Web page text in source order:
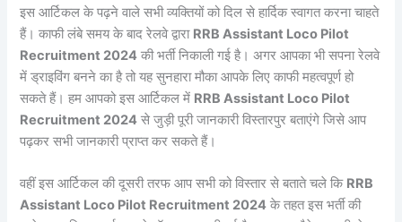
इस आर्टिकल के पढ़ने वाले सभी व्यक्तियों को दिल से हार्दिक स्वागत करना चाहते
हैं। काफी लंबे समय के बाद रेलवे द्वारा RRB Assistant Loco Pilot
Recruitment 2024 की भर्ती निकाली गई है। अगर आपका भी सपना रेलवे
में ड्राइविंग बनने का है तो यह सुनहारा मौका आपके लिए काफी महत्वपूर्ण हो
सकते हैं। हम आपको इस आर्टिकल में RRB Assistant Loco Pilot
Recruitment 2024 से जुड़ी पूरी जानकारी विस्तारपुर बताएंगे जिसे आप
पढ़कर सभी जानकारी प्राप्त कर सकते हैं।
वहीं इस आर्टिकल की दूसरी तरफ आप सभी को विस्तार से बताते चले कि RRB
Assistant Loco Pilot Recruitment 2024 के तहत इस भर्ती की